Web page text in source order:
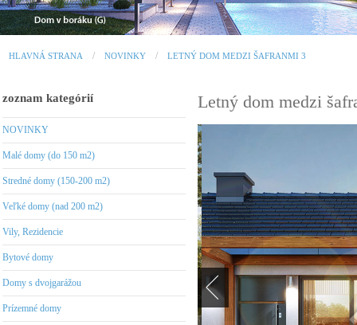
HLAVNÁ STRANA NOVINKY LETNÝ DOM MEDZI ŠAFRANMI 3
zoznam kategórií
NOVINKY
Malé domy (do 150 m2)
Stredné domy (150-200 m2)
Veľké domy (nad 200 m2)
Vily, Rezidencie
Bytové domy
Domy s dvojgarážou
Prízemné domy
Letný dom medzi